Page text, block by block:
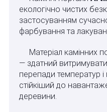
Матеріал камінних
— здатний витримувати
перепади температур і
стійкіший до
деревини.
екологічно чистих
застосуванням
фарбування та